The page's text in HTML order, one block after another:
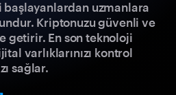
uzmanlara
Kriptonuzu güvenli ve
getirir. En son teknoloji
varlıklarınızı kontrol
sağlar.